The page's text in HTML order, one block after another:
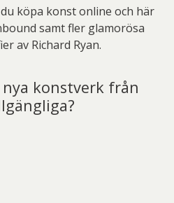
köpa konst online och här
samt fler glamorösa
av Richard Ryan.
konstverk från